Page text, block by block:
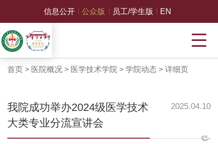
信息公开 公众版 员工/学生版 EN
首页 > 医院概况> 医学技术学院> 学院动态 > 详细页
我院成功举办2024级医学技术
大类专业分流宣讲会
2025.04.10